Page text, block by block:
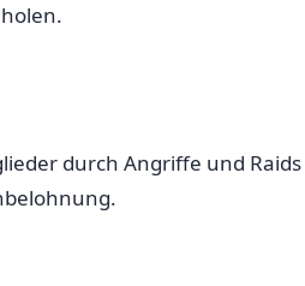
durch Angriffe und